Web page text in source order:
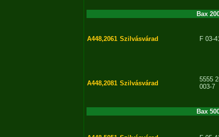
Bax
A448,2061 Szilvásvárad F 03-
A448,2081 Szilvásvárad
5555
003-7
Bax